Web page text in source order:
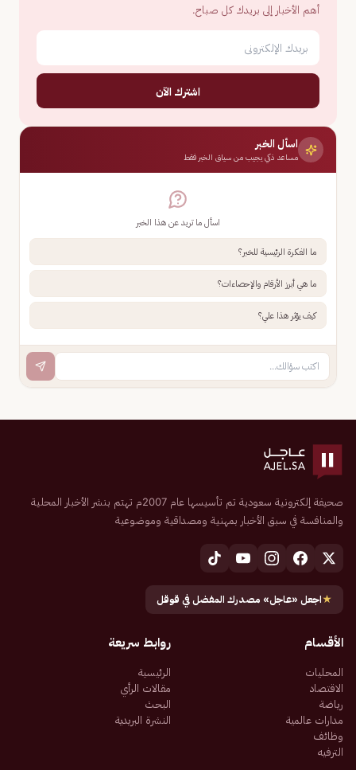
أهم الأخبار إلى بريدك كل صباح.
اشترك الآن
اسأل الخبر
مساعد ذكي يجيب من سياق الخبر فقط
اسأل ما تريد عن هذا الخبر
ما الفكرة الرئيسية للخبر؟
ما هي أبرز الأرقام والإحصاءات؟
كيف يؤثر هذا علي؟
صحيفة إلكترونية سعودية تم تأسيسها عام 2007م تهتم بنشر الأخبار المحلية
والمنافسة في سبق الأخبار بمهنية ومصداقية وموضوعية
★اجعل «عاجل» مصدرك المفضل في قوقل
الأقسام
المحليات
الاقتصاد
رياضة
مدارات عالمية
وظائف
الترفيه
روابط سريعة
الرئيسية
مقالات الرأي
البحث
النشرة البريدية